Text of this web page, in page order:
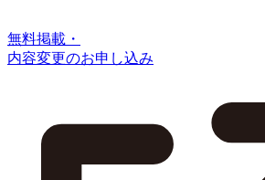
無料掲載・
内容変更のお申し込み